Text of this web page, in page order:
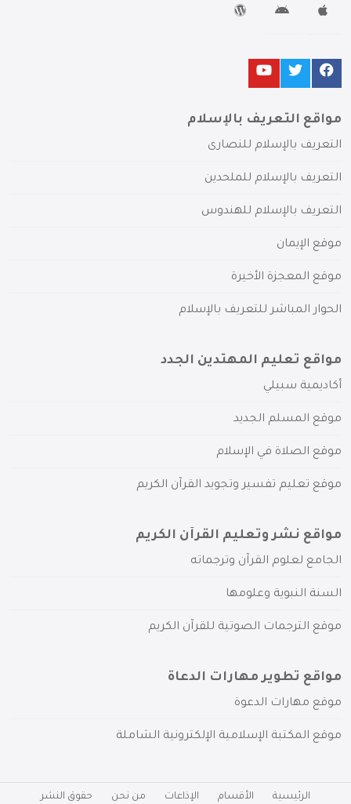
مواقع التعريف بالإسلام
التعريف بالإسلام للنصارى
التعريف بالإسلام للملحدين
التعريف بالإسلام للهندوس
موقع الإيمان
موقع المعجزة الأخيرة
الحوار المباشر للتعريف بالإسلام
مواقع تعليم المهتدين الجدد
أكاديمية سبيلي
موقع المسلم الجديد
موقع الصلاة في الإسلام
موقع تعليم تفسير وتجويد القرآن الكريم
مواقع نشر وتعليم القرآن الكريم
الجامع لعلوم القرآن وترجماته
السنة النبوية وعلومها
موقع الترجمات الصوتية للقرآن الكريم
مواقع تطوير مهارات الدعاة
موقع مهارات الدعوة
موقع المكتبة الإسلامية الإلكترونية الشاملة
الرئيسية الأقسام الإذاعات من نحن حقوق النشر